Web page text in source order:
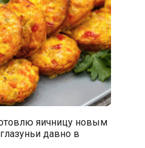
яичницу новым
давно в